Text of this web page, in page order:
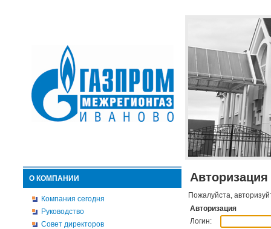
О КОМПАНИИ
Компания сегодня
Руководство
Совет директоров
Авторизация
Пожалуйста,
Авторизация
Логин: